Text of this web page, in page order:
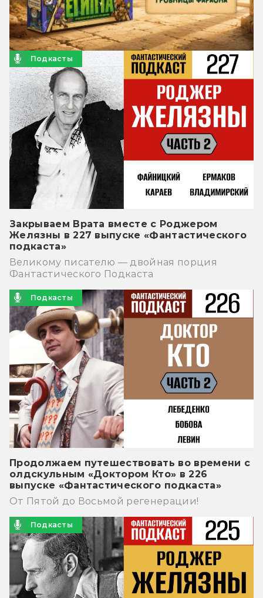
Подкасты
Закрываем Врата вместе с Роджером
Желязны в 227 выпуске «Фантастического
подкаста»
Великому писателю — двойная порция
Фантастического Подкаста
Подкасты
Продолжаем путешествовать во времени с
олдскульным «Доктором Кто» в 226
выпуске «Фантастического подкаста»
От Пятой до Восьмой регенерации!
Подкасты